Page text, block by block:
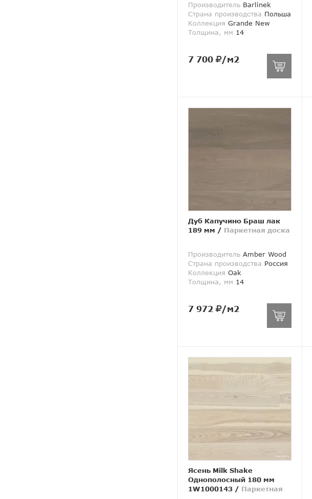
Производитель Barlinek
Страна производства Польша
Коллекция Grande New
Толщина, мм 14
7 700 /м2
Дуб Капучино Браш лак
189 мм / Паркетная доска
Производитель Amber Wood
Страна производства Россия
Коллекция Oak
Толщина, мм 14
7 972 /м2
Ясень Milk Shake
Однополосный 180 мм
1W1000143 / Паркетная